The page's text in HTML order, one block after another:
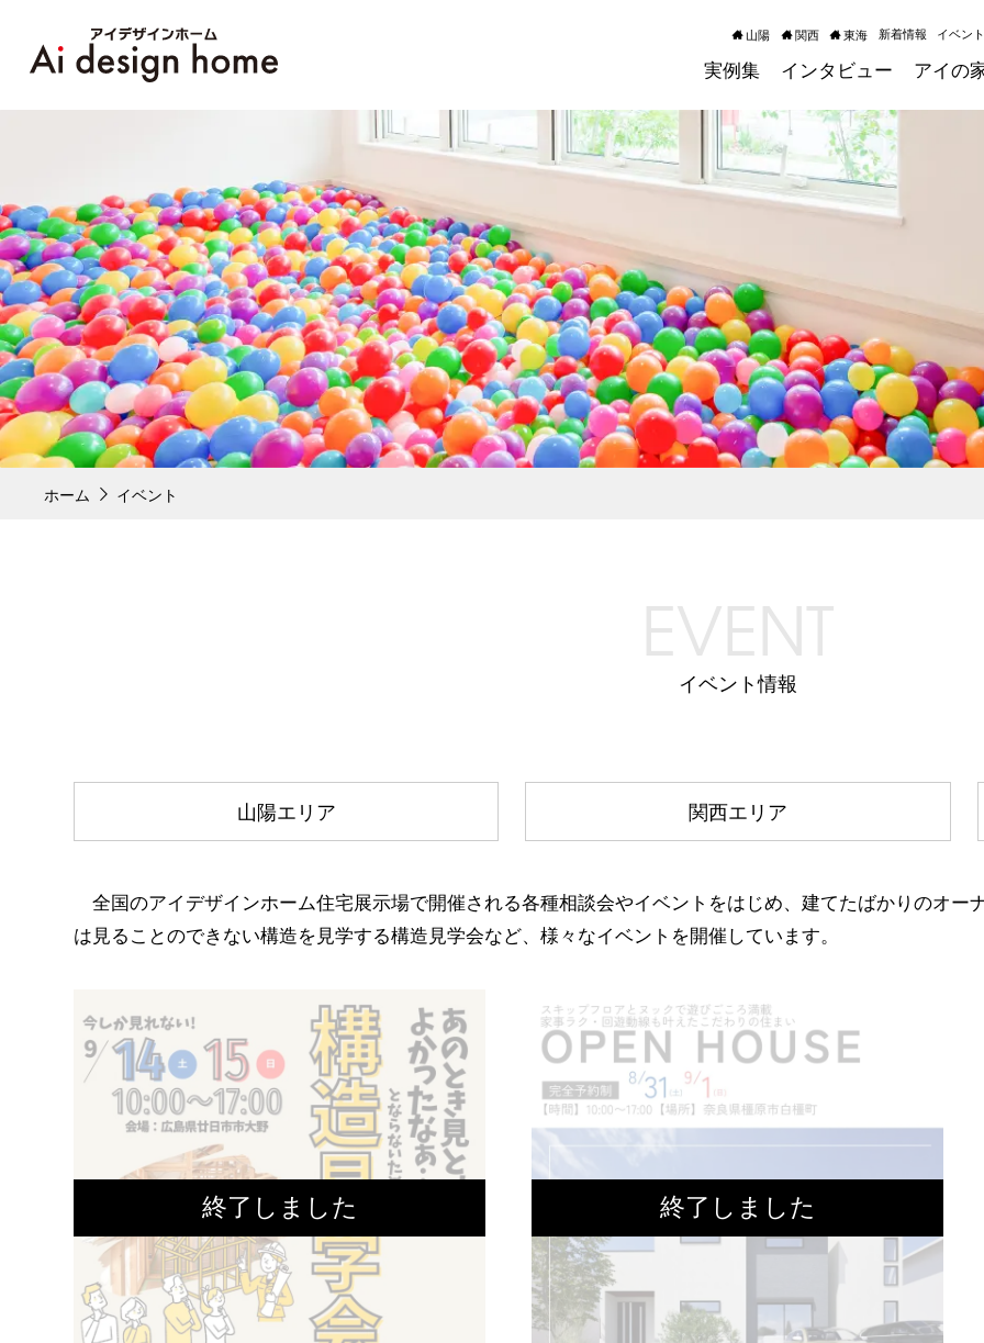
山陽 関西 東海 新着情報 イベン
実例集 インタビュー アイの
ホーム イベント
EVENT
イベント情報
山陽エリア 関西エリア
全国のアイデザインホーム住宅展示場で開催される各種相談会やイベントをはじめ、建てたばかりのオ
は見ることのできない構造を見学する構造見学会など、様々なイベントを開催しています。